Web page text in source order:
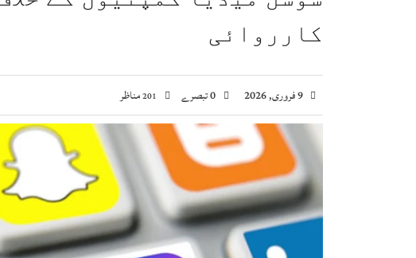
صومالی وزیر دفاع کا اعلیٰ عسکری قیادت سے ملاقات، دفاعی
وزیراعظم شہباز شریف کا وفاقی وزارتوں اور ڈویژنز کی
کارروائی
9 فروری, 2026 201مناظر